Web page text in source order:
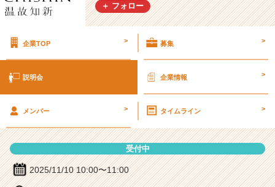
知
明
細
ー・
＋ フォロー
企業TOP > 募集 >
説明会 企業情報 >
メンバー > タイムライン >
受付中
2025/11/10 10:00〜11:00